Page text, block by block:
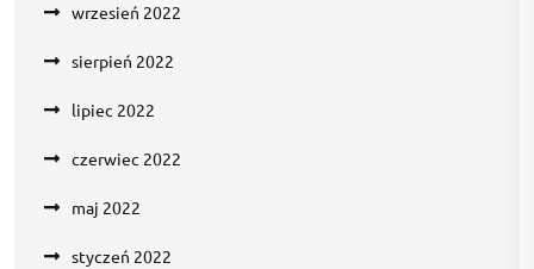
wrzesień 2022
sierpień 2022
lipiec 2022
czerwiec 2022
maj 2022
styczeń 2022